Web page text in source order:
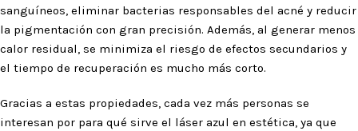
sanguíneos, eliminar bacterias responsables del acné y reducir
la pigmentación con gran precisión. Además, al generar menos
calor residual, se minimiza el riesgo de efectos secundarios y
el tiempo de recuperación es mucho más corto.
Gracias a estas propiedades, cada vez más personas se
interesan por para qué sirve el láser azul en estética, ya que